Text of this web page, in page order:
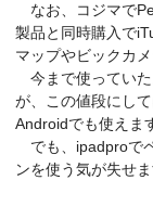
なお、コジマで
製品と同時購入で
マップやビックカ
今まで使ってい
が、この値段にし
Androidでも使えま
でも、ipadproで
ンを使う気が失せま